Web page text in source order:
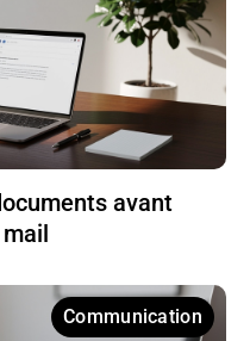
avant
mail
Communication